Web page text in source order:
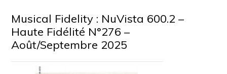
Musical Fidelity : NuVista 600.2 –
Haute Fidélité N°276 –
Août/Septembre 2025